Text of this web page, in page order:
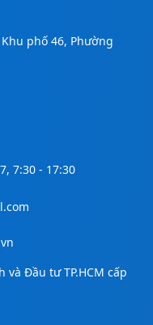
phố 46, Phường
7:30 - 17:30
và Đầu tư TP.HCM cấp